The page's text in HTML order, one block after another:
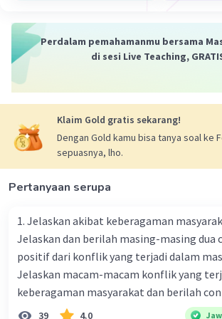
Jawaban terverifikasi
menjadi penegah antara dua
berkonflik.
Beri Rating·0.0
Perdalam pemahamanmu bersama
di sesi Live Teaching,
Klaim Gold gratis sekarang!
Dengan Gold kamu bisa tanya soal ke
sepuasnya, lho.
Pertanyaan serupa
1. Jelaskan akibat keberagaman
Jelaskan dan berilah masing-masing dua
positif dari konflik yang terjadi dalam
Jelaskan macam-macam konflik yang
keberagaman masyarakat dan berilah
Mengapa dalam masyarakat yang
39 4.0